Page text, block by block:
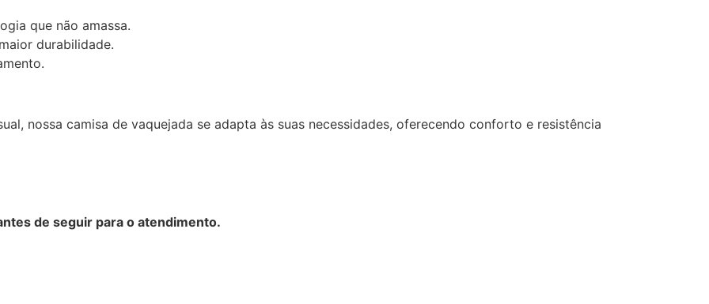
que não amassa.
durabilidade.
nossa camisa de vaquejada se adapta às suas necessidades, oferecendo conforto e resistência
de seguir para o atendimento.